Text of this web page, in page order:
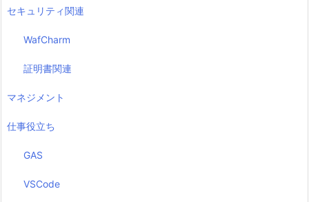
セキュリティ関連
WafCharm
証明書関連
マネジメント
仕事役立ち
GAS
VSCode